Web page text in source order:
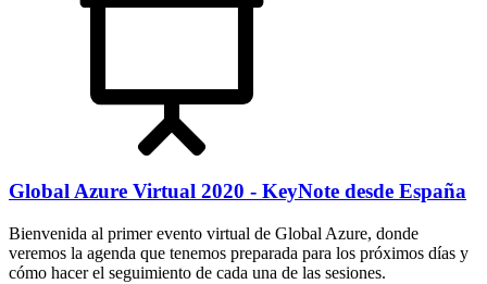
Global Azure Virtual 2020 - KeyNote desde España
Bienvenida al primer evento virtual de Global Azure, donde
veremos la agenda que tenemos preparada para los próximos días y
cómo hacer el seguimiento de cada una de las sesiones.